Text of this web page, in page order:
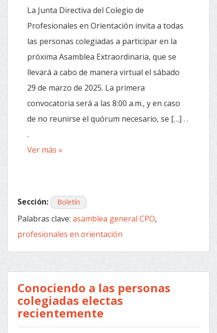
La Junta Directiva del Colegio de
Profesionales en Orientación invita a todas
las personas colegiadas a participar en la
próxima Asamblea Extraordinaria, que se
llevará a cabo de manera virtual el sábado
29 de marzo de 2025. La primera
convocatoria será a las 8:00 a.m., y en caso
de no reunirse el quórum necesario, se […] . .
.
Ver más »
Sección: Boletín
Palabras clave: asamblea general CPO,
profesionales en orientación
Conociendo a las personas
colegiadas electas
recientemente